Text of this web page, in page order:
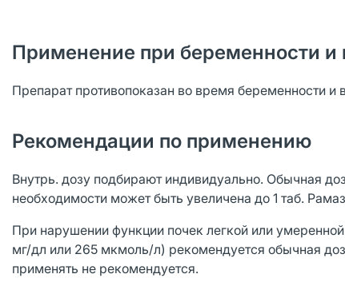
Применение при беременности и
Препарат противопоказан во время беременности и
Рекомендации по применению
Внутрь. дозу подбирают индивидуально. Обычная
необходимости может быть увеличена до 1 таб.
При нарушении функции почек легкой или
мг/дл или 265 мкмоль/л) рекомендуется обычная
применять не рекомендуется.